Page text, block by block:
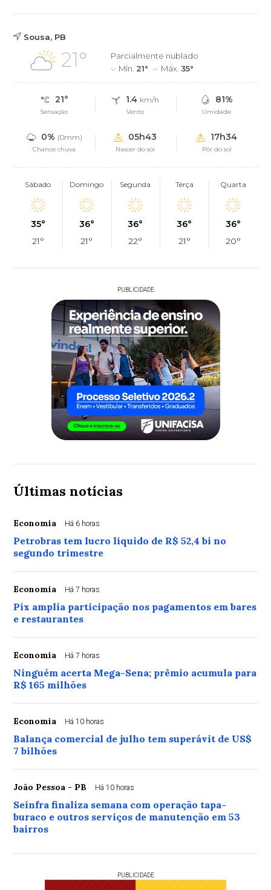
Sousa, PB
21°
Parcialmente nublado
Mín. 21° Máx.35°
21°
Sensação
1.4 km/h
Vento
81%
Umidade
0% (0mm)
Chance chuva
05h43
Nascer do sol
17h34
Pôr do sol
Sábado
35°
21°
Domingo
36°
21°
Segunda
36°
22°
Terça
36°
21°
Quarta
36°
20°
PUBLICIDADE
Últimas notícias
Economia Há 6 horas
Petrobras tem lucro líquido de R$ 52,4 bi no
segundo trimestre
Economia Há 7 horas
Pix amplia participação nos pagamentos em bares
e restaurantes
Economia Há 7 horas
Ninguém acerta Mega-Sena; prêmio acumula para
R$ 165 milhões
Economia Há 10 horas
Balança comercial de julho tem superávit de US$
7 bilhões
João Pessoa - PB Há 10 horas
Seinfra finaliza semana com operação tapa-
buraco e outros serviços de manutenção em 53
bairros
PUBLICIDADE